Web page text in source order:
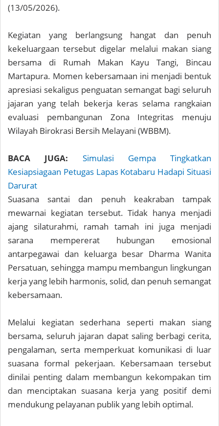
(13/05/2026).
Kegiatan yang berlangsung hangat dan penuh
kekeluargaan tersebut digelar melalui makan siang
bersama di Rumah Makan Kayu Tangi, Bincau
Martapura. Momen kebersamaan ini menjadi bentuk
apresiasi sekaligus penguatan semangat bagi seluruh
jajaran yang telah bekerja keras selama rangkaian
evaluasi pembangunan Zona Integritas menuju
Wilayah Birokrasi Bersih Melayani (WBBM).
BACA JUGA:
Simulasi Gempa Tingkatkan
Kesiapsiagaan Petugas Lapas Kotabaru Hadapi Situasi
Darurat
Suasana santai dan penuh keakraban tampak
mewarnai kegiatan tersebut. Tidak hanya menjadi
ajang silaturahmi, ramah tamah ini juga menjadi
sarana mempererat hubungan emosional
antarpegawai dan keluarga besar Dharma Wanita
Persatuan, sehingga mampu membangun lingkungan
kerja yang lebih harmonis, solid, dan penuh semangat
kebersamaan.
Melalui kegiatan sederhana seperti makan siang
bersama, seluruh jajaran dapat saling berbagi cerita,
pengalaman, serta memperkuat komunikasi di luar
suasana formal pekerjaan. Kebersamaan tersebut
dinilai penting dalam membangun kekompakan tim
dan menciptakan suasana kerja yang positif demi
mendukung pelayanan publik yang lebih optimal.